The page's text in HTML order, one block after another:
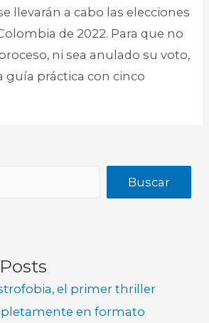
llevarán a cabo las elecciones
de 2022. Para que no
ni sea anulado su voto,
guía práctica con cinco
Buscar
el primer thriller
en formato